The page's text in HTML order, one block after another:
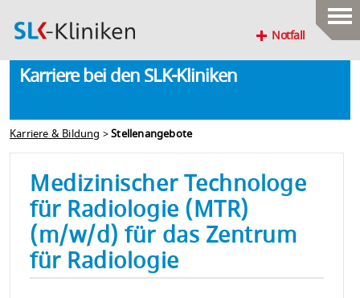
Notfall
Karriere bei den SLK-Kliniken
Karriere & Bildung >Stellenangebote
Medizinischer Technologe
für Radiologie (MTR)
(m/w/d) für das Zentrum
für Radiologie